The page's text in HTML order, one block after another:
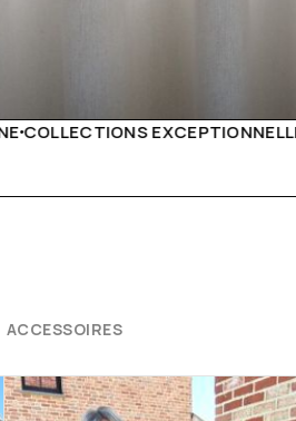
CONSEILS DE STYLE PAR AUDREY B
ACCESSOIRES